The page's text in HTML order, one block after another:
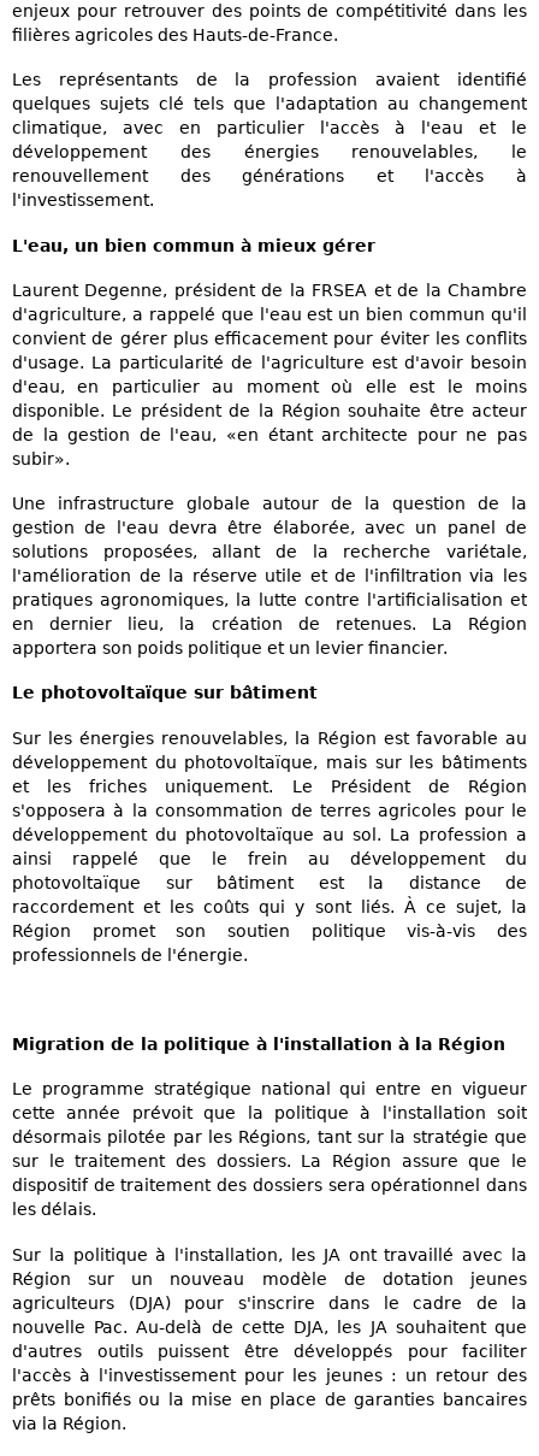
enjeux pour retrouver des points de compétitivité dans les
filières agricoles des Hauts-de-France.
Les représentants de la profession avaient identifié
quelques sujets clé tels que l'adaptation au changement
climatique, avec en particulier l'accès à l'eau et le
développement des énergies renouvelables, le
renouvellement des générations et l'accès à
l'investissement.
L'eau, un bien commun à mieux gérer
Laurent Degenne, président de la FRSEA et de la Chambre
d'agriculture, a rappelé que l'eau est un bien commun qu'il
convient de gérer plus efficacement pour éviter les conflits
d'usage. La particularité de l'agriculture est d'avoir besoin
d'eau, en particulier au moment où elle est le moins
disponible. Le président de la Région souhaite être acteur
de la gestion de l'eau, «en étant architecte pour ne pas
subir».
Une infrastructure globale autour de la question de la
gestion de l'eau devra être élaborée, avec un panel de
solutions proposées, allant de la recherche variétale,
l'amélioration de la réserve utile et de l'infiltration via les
pratiques agronomiques, la lutte contre l'artificialisation et
en dernier lieu, la création de retenues. La Région
apportera son poids politique et un levier financier.
Le photovoltaïque sur bâtiment
Sur les énergies renouvelables, la Région est favorable au
développement du photovoltaïque, mais sur les bâtiments
et les friches uniquement. Le Président de Région
s'opposera à la consommation de terres agricoles pour le
développement du photovoltaïque au sol. La profession a
ainsi rappelé que le frein au développement du
photovoltaïque sur bâtiment est la distance de
raccordement et les coûts qui y sont liés. À ce sujet, la
Région promet son soutien politique vis-à-vis des
professionnels de l'énergie.
Migration de la politique à l'installation à la Région
Le programme stratégique national qui entre en vigueur
cette année prévoit que la politique à l'installation soit
désormais pilotée par les Régions, tant sur la stratégie que
sur le traitement des dossiers. La Région assure que le
dispositif de traitement des dossiers sera opérationnel dans
les délais.
Sur la politique à l'installation, les JA ont travaillé avec la
Région sur un nouveau modèle de dotation jeunes
agriculteurs (DJA) pour s'inscrire dans le cadre de la
nouvelle Pac. Au-delà de cette DJA, les JA souhaitent que
d'autres outils puissent être développés pour faciliter
l'accès à l'investissement pour les jeunes : un retour des
prêts bonifiés ou la mise en place de garanties bancaires
via la Région.